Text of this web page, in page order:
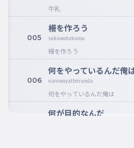
牛乳
005
柵を作ろう
sakuwotukurou
柵を作ろう
006
何をやっているんだ俺
naniwoyatteirunda
何をやっているんだ俺は
何が目的なんだ